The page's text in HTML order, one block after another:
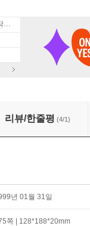
뮤지컬 〈휴남동 서점〉X 황보름 작가 북토크
리뷰/한줄평 (4/1)
년 01월 31일
쪽 | 128*188*20mm